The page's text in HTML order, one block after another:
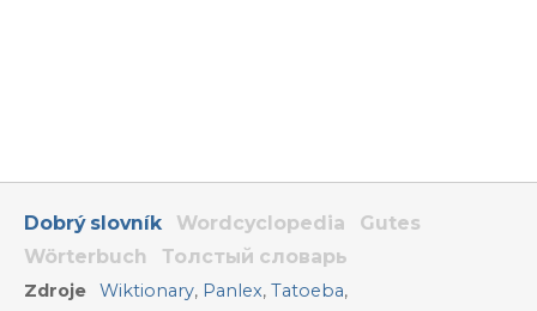
Dobrý slovník Wordcyclopedia
Gutes
Wörterbuch
Толстый словарь
Zdroje Wiktionary, Panlex,Tatoeba,